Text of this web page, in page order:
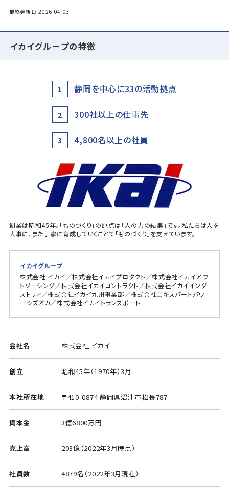
最終更新日:2026-04-03
イカイグループの特徴
1 静岡を中心に33の活動拠点
2 300社以上の仕事先
3 4,800名以上の社員
創業は昭和45年。「ものづくり」の原点は「人の力の結集」です。私たちは人を
大事に、また丁寧に育成していくことで「ものづくり」を支えています。
イカイグループ
株式会社 イカイ／株式会社イカイプロダクト／株式会社イカイアウ
トソーシング／株式会社イカイコントラクト／株式会社イカイインダ
ストリィ／株式会社イカイ九州事業部／株式会社エキスパートパワ
ーシズオカ／株式会社イカイトランスポート
会社名 株式会社 イカイ
創立 昭和45年（1970年）3月
本社所在地 〒410-0874 静岡県沼津市松長787
資本金 3億6800万円
売上高 203億（2022年3月時点）
社員数 4879名（2022年3月現在）